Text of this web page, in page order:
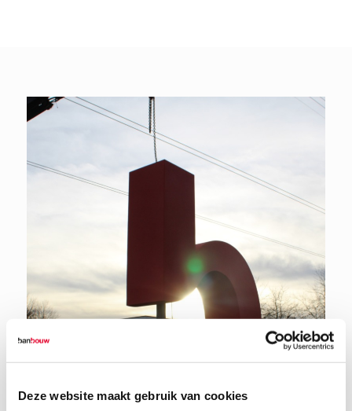
Deze website maakt gebruik van cookies